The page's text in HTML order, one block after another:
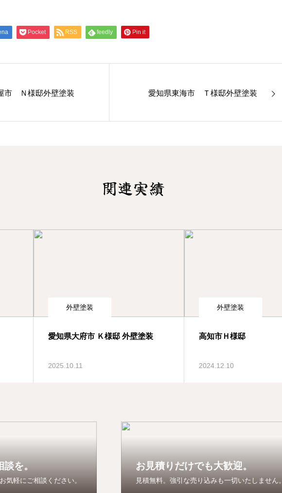
Pocket RSS feedly Pin it
市 Ｎ様邸外壁塗装 愛知県東海市 Ｔ様邸外壁塗装
関連実績
外壁塗装
愛知県大府市 Ｋ様邸 外壁塗装
2025.10.11
外壁塗装
高知市Ｈ様邸
2024.12.10
を。
気軽にご相談ください。
お見積りだけでも大歓迎。
見積無料。強引な売り込みも一切いたしません。